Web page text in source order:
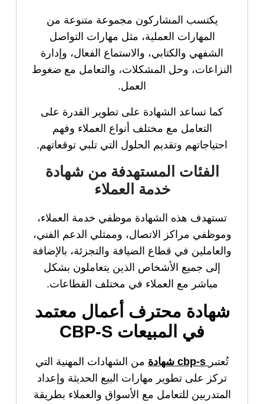
يكتسب المشاركون مجموعة متنوعة من
المهارات العملية، مثل مهارات التواصل
الشفهي والكتابي، والاستماع الفعال، وإدارة
النزاعات، وحل المشكلات، والتعامل مع ضغوط
العمل.
كما تساعد الشهادة على تطوير القدرة على
التعامل مع مختلف أنواع العملاء وفهم
احتياجاتهم وتقديم الحلول التي تلبي توقعاتهم.
الفئات المستهدفة من شهادة
خدمة العملاء
تستهدف هذه الشهادة موظفي خدمة العملاء،
وموظفي مراكز الاتصال، وممثلي الدعم الفني،
والعاملين في قطاع الضيافة والتجزئة، بالإضافة
إلى جميع الأشخاص الذين يتعاملون بشكل
مباشر مع العملاء في مختلف القطاعات.
شهادة محترف أعمال معتمد
في المبيعات CBP-S
تُعتبر cbp-s شهادة
من الشهادات المهنية التي
تركز على تطوير مهارات البيع الحديثة وإعداد
المتدربين للتعامل مع الأسواق والعملاء بطريقة